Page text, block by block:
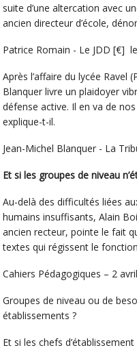
suite d’une altercation avec
ancien directeur d’école,
Patrice Romain - Le JDD [€]
Après l’affaire du lycée Ravel
Blanquer livre un plaidoyer
défense active. Il en va de
explique-t-il.
Jean-Michel Blanquer - La
Et si les groupes de niveau
Au-delà des difficultés liées
humains insuffisants, Alain
ancien recteur, pointe le fait
textes qui régissent le
Cahiers Pédagogiques – 2
Groupes de niveau ou de
établissements ?
Et si les chefs